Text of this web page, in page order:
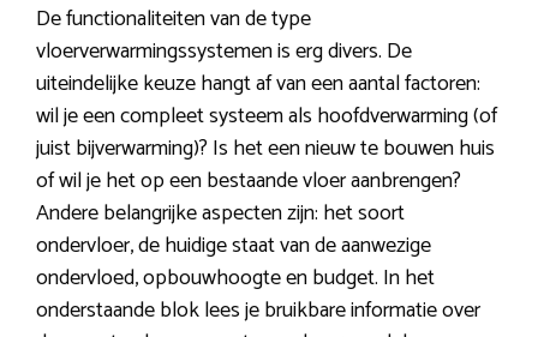
De functionaliteiten van de type
vloerverwarmingssystemen is erg divers. De
uiteindelijke keuze hangt af van een aantal factoren:
wil je een compleet systeem als hoofdverwarming (of
juist bijverwarming)? Is het een nieuw te bouwen huis
of wil je het op een bestaande vloer aanbrengen?
Andere belangrijke aspecten zijn: het soort
ondervloer, de huidige staat van de aanwezige
ondervloed, opbouwhoogte en budget. In het
onderstaande blok lees je bruikbare informatie over